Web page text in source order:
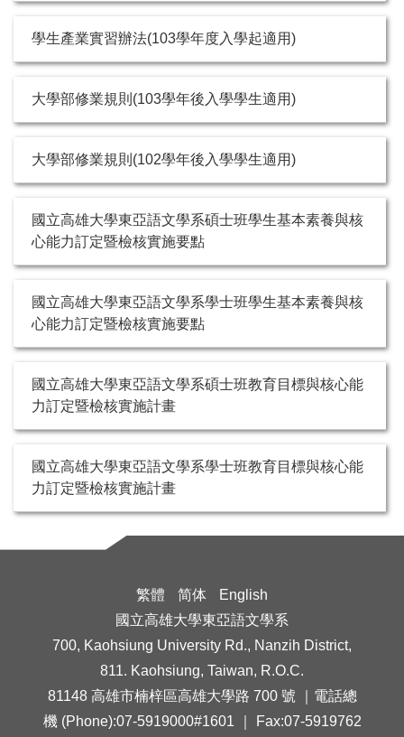
學生產業實習辦法(103學年度入學起適用)
大學部修業規則(103學年後入學學生適用)
大學部修業規則(102學年後入學學生適用)
國立高雄大學東亞語文學系碩士班學生基本素養與核
心能力訂定暨檢核實施要點
國立高雄大學東亞語文學系學士班學生基本素養與核
心能力訂定暨檢核實施要點
國立高雄大學東亞語文學系碩士班教育目標與核心能
力訂定暨檢核實施計畫
國立高雄大學東亞語文學系學士班教育目標與核心能
力訂定暨檢核實施計畫
繁體 简体
English
國立高雄大學東亞語文學系
700, Kaohsiung University Rd., Nanzih District,
811. Kaohsiung, Taiwan, R.O.C.
81148 高雄市楠梓區高雄大學路 700 號 ｜電話總
機 (Phone):07-5919000#1601 ｜ Fax:07-5919762